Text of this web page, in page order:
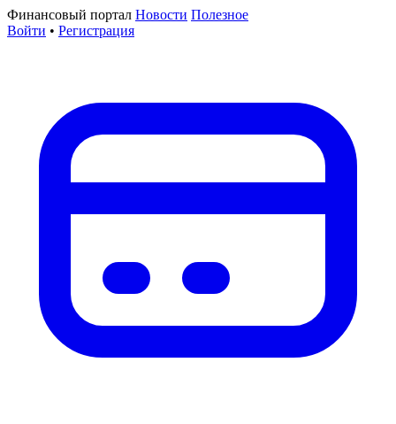
Финансовый портал Новости Полезное
Войти • Регистрация